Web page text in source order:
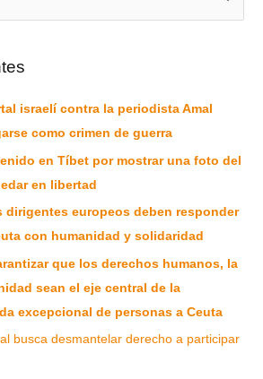
israelí contra la periodista Amal
como crimen de guerra
en Tíbet por mostrar una foto del
en libertad
dirigentes europeos deben responder
con humanidad y solidaridad
que los derechos humanos, la
sean el eje central de la
excepcional de personas a Ceuta
busca desmantelar derecho a participar